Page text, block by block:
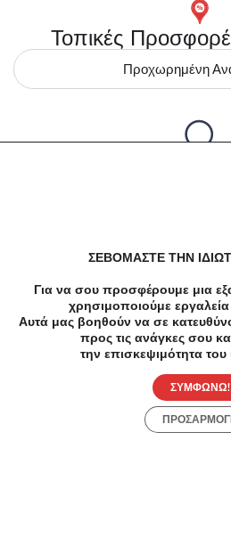
Τοπικές
Προχωρημένη
Κατηγορίες
ΣΕΒΟΜΑΣΤΕ ΤΗΝ
Για να σου προσφέρουμε μια
χρησιμοποιούμε
Αυτά μας βοηθούν να σε
προς τις ανάγκες σου
την επισκεψιμότητα
ΣΥΜΦΩΝΩ!